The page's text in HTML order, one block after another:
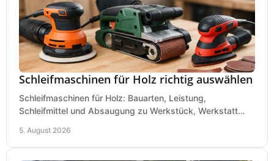
Schleifmaschinen für Holz richtig auswählen
Schleifmaschinen für Holz: Bauarten, Leistung,
Schleifmittel und Absaugung zu Werkstück, Werkstatt
5. August 2026